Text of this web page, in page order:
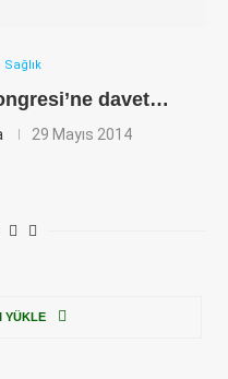
Sağlık
davet…
29 Mayıs 2014
YÜKLE